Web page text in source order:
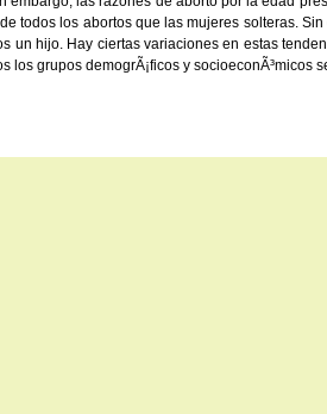
todos los abortos que las mujeres solteras.
hijo. Hay ciertas variaciones en estas
grupos demogrÃ¡ficos y socioeconÃ³micos